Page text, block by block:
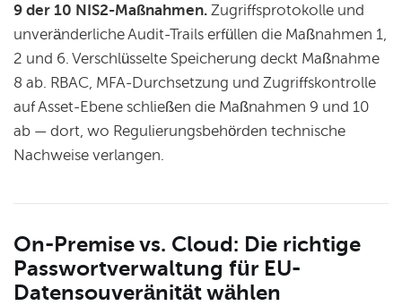
9 der 10 NIS2-Maßnahmen. Zugriffsprotokolle und
unveränderliche Audit-Trails erfüllen die Maßnahmen 1,
2 und 6. Verschlüsselte Speicherung deckt Maßnahme
8 ab. RBAC, MFA-Durchsetzung und Zugriffskontrolle
auf Asset-Ebene schließen die Maßnahmen 9 und 10
ab — dort, wo Regulierungsbehörden technische
Nachweise verlangen.
On-Premise vs. Cloud: Die richtige
Passwortverwaltung für EU-
Datensouveränität wählen